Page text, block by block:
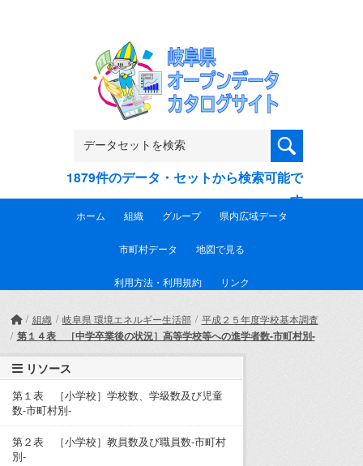
1879件のデータ・セットから検索可能で
す
ホーム 組織 グループ 県内広域データ
市町村データ 地図で見る
利用方法・利用規約 リンク
組織 岐阜県 環境エネルギー生活部 平成２５年度学校基本調査
第１４表 ［中学卒業後の状況］高等学校等への進学者数-市町村別-
リソース
第１表 ［小学校］学校数、学級数及び児童
数-市町村別-
第２表 ［小学校］教員数及び職員数-市町村
別-